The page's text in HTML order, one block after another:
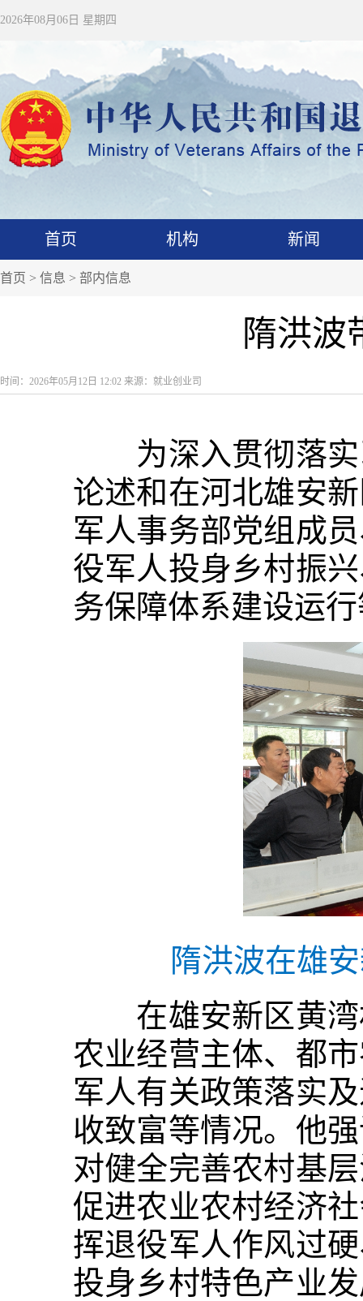
2026年08月06日 星期四
首页 机构 新闻
首页 > 信息 > 部内信息
隋洪波
时间：2026年05月12日 12:02 来源：就业创业司
为深入贯彻落实
论述和在河北雄安
军人事务部党组成
役军人投身乡村振
务保障体系建设运
隋洪波在雄
在雄安新区黄湾
农业经营主体、都
军人有关政策落实
收致富等情况。他
对健全完善农村基
促进农业农村经济
挥退役军人作风过
投身乡村特色产业